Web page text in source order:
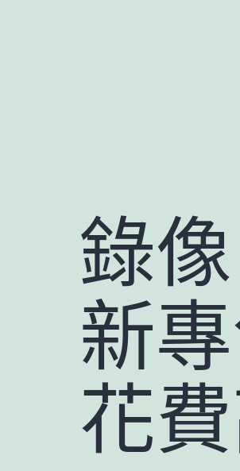
錄
新
花